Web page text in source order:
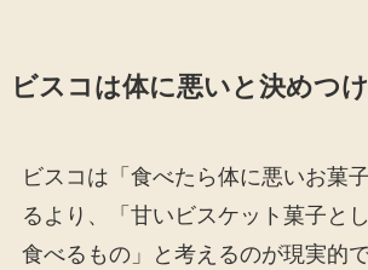
ビスコは体に悪いと決めつ
ビスコは「食べたら体に悪いお菓
るより、「甘いビスケット菓子と
食べるもの」と考えるのが現実的